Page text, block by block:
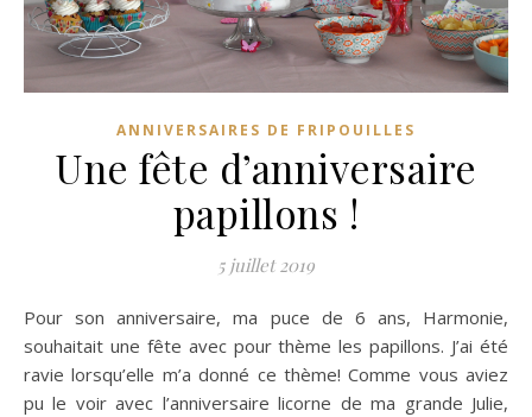
ANNIVERSAIRES DE FRIPOUILLES
Une fête d’anniversaire
papillons !
5 juillet 2019
Pour son anniversaire, ma puce de 6 ans, Harmonie,
souhaitait une fête avec pour thème les papillons. J’ai été
ravie lorsqu’elle m’a donné ce thème! Comme vous aviez
pu le voir avec l’anniversaire licorne de ma grande Julie,